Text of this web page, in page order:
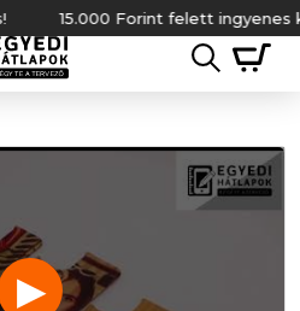
15.000 Forint felett ingyenes
▶